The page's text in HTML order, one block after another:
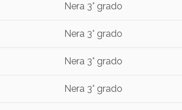
Nera 3° grado
Nera 3° grado
Nera 3° grado
Nera 3° grado